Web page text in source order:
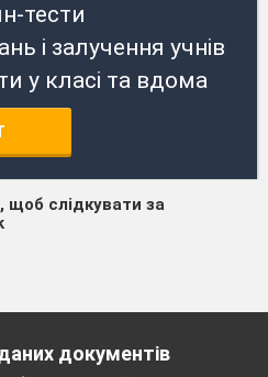
тести
і залучення учнів
у класі та вдома
щоб слідкувати за
документів